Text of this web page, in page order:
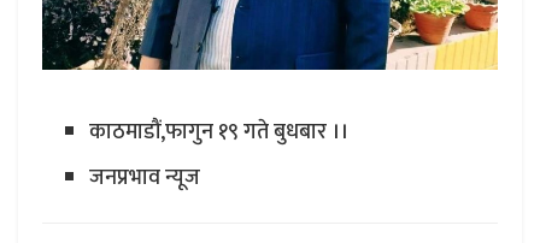
काठमाडौं,फागुन १९ गते बुधबार ।।
जनप्रभाव न्यूज